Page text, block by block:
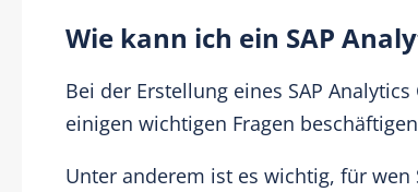
Wie kann ich ein SAP
Bei der Erstellung eines SAP
einigen wichtigen Fragen
Unter anderem ist es wichtig, für